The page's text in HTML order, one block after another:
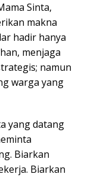
Sinta,
makna
hadir hanya
menjaga
namun
warga yang
yang datang
Biarkan
Biarkan